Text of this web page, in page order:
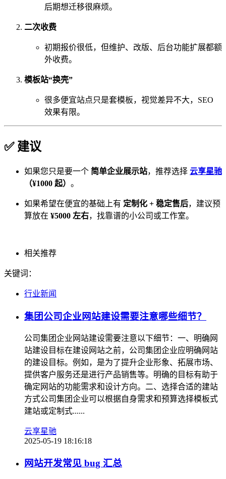
后期想迁移很麻烦。
二次收费
初期报价很低，但维护、改版、后台功能扩展都额
外收费。
模板站“换壳”
很多便宜站点只是套模板，视觉差异不大，SEO
效果有限。
✅ 建议
如果您只是要一个 简单企业展示站，推荐选择 云享星驰
（¥1000 起） 。
如果希望在便宜的基础上有 定制化 + 稳定售后，建议预
算放在 ¥5000 左右，找靠谱的小公司或工作室。
相关推荐
关键词：
行业新闻
集团公司企业网站建设需要注意哪些细节？
公司集团企业网站建设需要注意以下细节：一、明确网
站建设目标在建设网站之前，公司集团企业应明确网站
的建设目标。例如，是为了提升企业形象、拓展市场、
提供客户服务还是进行产品销售等。明确的目标有助于
确定网站的功能需求和设计方向。二、选择合适的建站
方式公司集团企业可以根据自身需求和预算选择模板式
建站或定制式......
云享星驰
2025-05-19 18:16:18
网站开发常见 bug 汇总